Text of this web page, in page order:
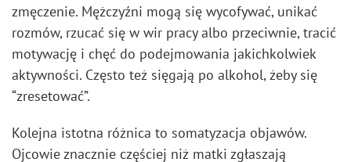
zmęczenie. Mężczyźni mogą się wycofywać, unikać
rozmów, rzucać się w wir pracy albo przeciwnie, tracić
motywację i chęć do podejmowania jakichkolwiek
aktywności. Często też sięgają po alkohol, żeby się
“zresetować”.
Kolejna istotna różnica to somatyzacja objawów.
Ojcowie znacznie częściej niż matki zgłaszają